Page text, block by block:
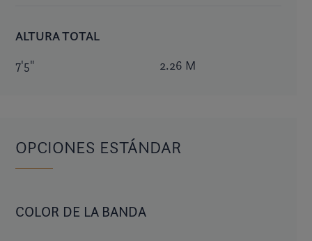
ALTURA TOTAL
7'5" 2.26 M
OPCIONES ESTÁNDAR
COLOR DE LA BANDA